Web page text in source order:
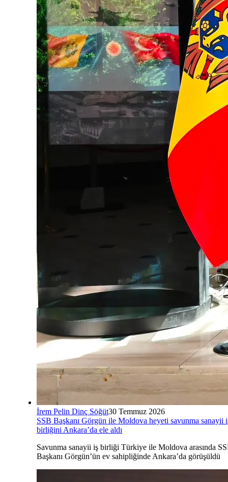
İrem Pelin Dinç Söğüt30 Temmuz 2026
SSB Başkanı Görgün ile Moldova heyeti savunma sanayii
birliğini Ankara’da ele aldı
Savunma sanayii iş birliği Türkiye ile Moldova arasında
Başkanı Görgün’ün ev sahipliğinde Ankara’da görüşüldü